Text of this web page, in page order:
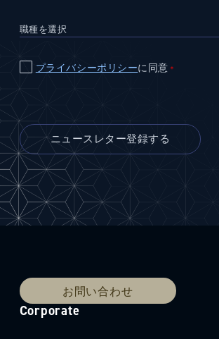
プライバシーポリシーに同意 ＊
お問い合わせ
Corporate